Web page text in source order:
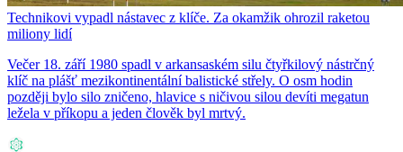
Technikovi vypadl nástavec z klíče. Za okamžik ohrozil raketou
miliony lidí
Večer 18. září 1980 spadl v arkansaském silu čtyřkilový nástrčný
klíč na plášť mezikontinentální balistické střely. O osm hodin
později bylo silo zničeno, hlavice s ničivou silou devíti megatun
ležela v příkopu a jeden člověk byl mrtvý.